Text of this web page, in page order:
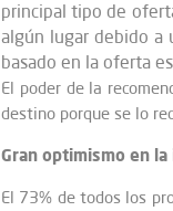
principal tipo de
algún lugar debido a
basado en la oferta
El poder de la
destino porque se lo
Gran optimismo en
El 73% de todos los